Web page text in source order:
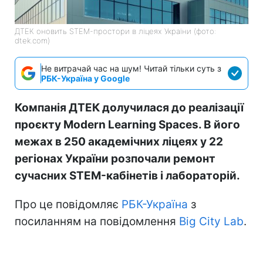
ДТЕК оновить STEM-простори в ліцеях України (фото:
dtek.com)
Не витрачай час на шум! Читай тільки суть з
РБК-Україна у Google
Компанія ДТЕК долучилася до реалізації
проєкту Modern Learning Spaces. В його
межах в 250 академічних ліцеях у 22
регіонах України розпочали ремонт
сучасних STEM-кабінетів і лабораторій.
Про це повідомляє РБК-Україна з
посиланням на повідомлення Big City Lab.